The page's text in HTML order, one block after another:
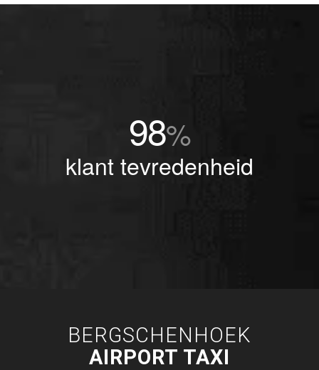
98%
klant tevredenheid
BERGSCHENHOEK
AIRPORT TAXI